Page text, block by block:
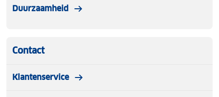
Duurzaamheid
Contact
Klantenservice